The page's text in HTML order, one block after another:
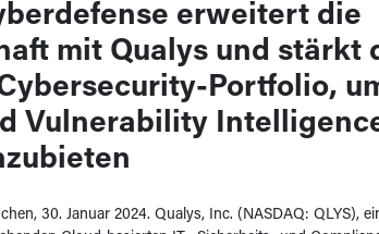
erweitert die
mit Qualys und stärkt
Portfolio,
Vulnerability
30. Januar 2024. Qualys, Inc. (NASDAQ: QLYS),